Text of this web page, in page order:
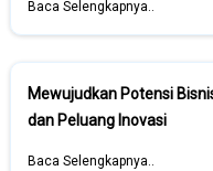
Baca Selengkapnya..
Mewujudkan Potensi
dan Peluang Inovasi
Baca Selengkapnya..